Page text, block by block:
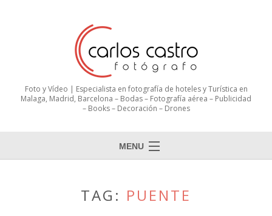
Foto y Vídeo | Especialista en fotografía de hoteles y Turística en
Malaga, Madrid, Barcelona – Bodas – Fotografía aérea – Publicidad
– Books – Decoración – Drones
MENU
TAG: PUENTE